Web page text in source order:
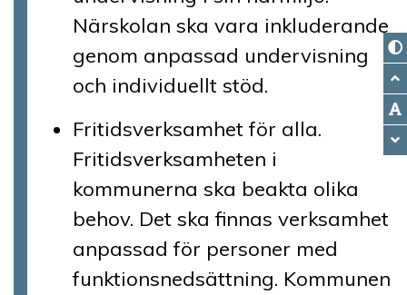
Närskolan ska vara inkluderande
genom anpassad undervisning
och individuellt stöd.
Fritidsverksamhet för alla.
Fritidsverksamheten i
kommunerna ska beakta olika
behov. Det ska finnas verksamhet
anpassad för personer med
funktionsnedsättning. Kommunen